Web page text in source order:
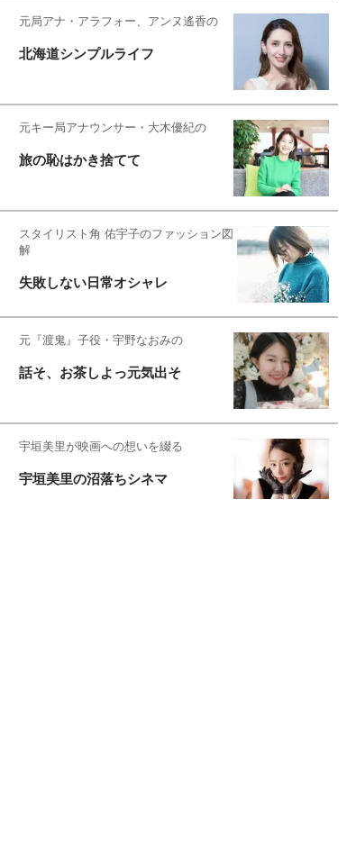
元局アナ・アラフォー、アンヌ遙香の
北海道シンプルライフ
元キー局アナウンサー・大木優紀の
旅の恥はかき捨てて
スタイリスト角 佑宇子のファッション図
解
失敗しない日常オシャレ
元『渡鬼』子役・宇野なおみの
話そ、お茶しよっ元気出そ
宇垣美里が映画への想いを綴る
宇垣美里の沼落ちシネマ